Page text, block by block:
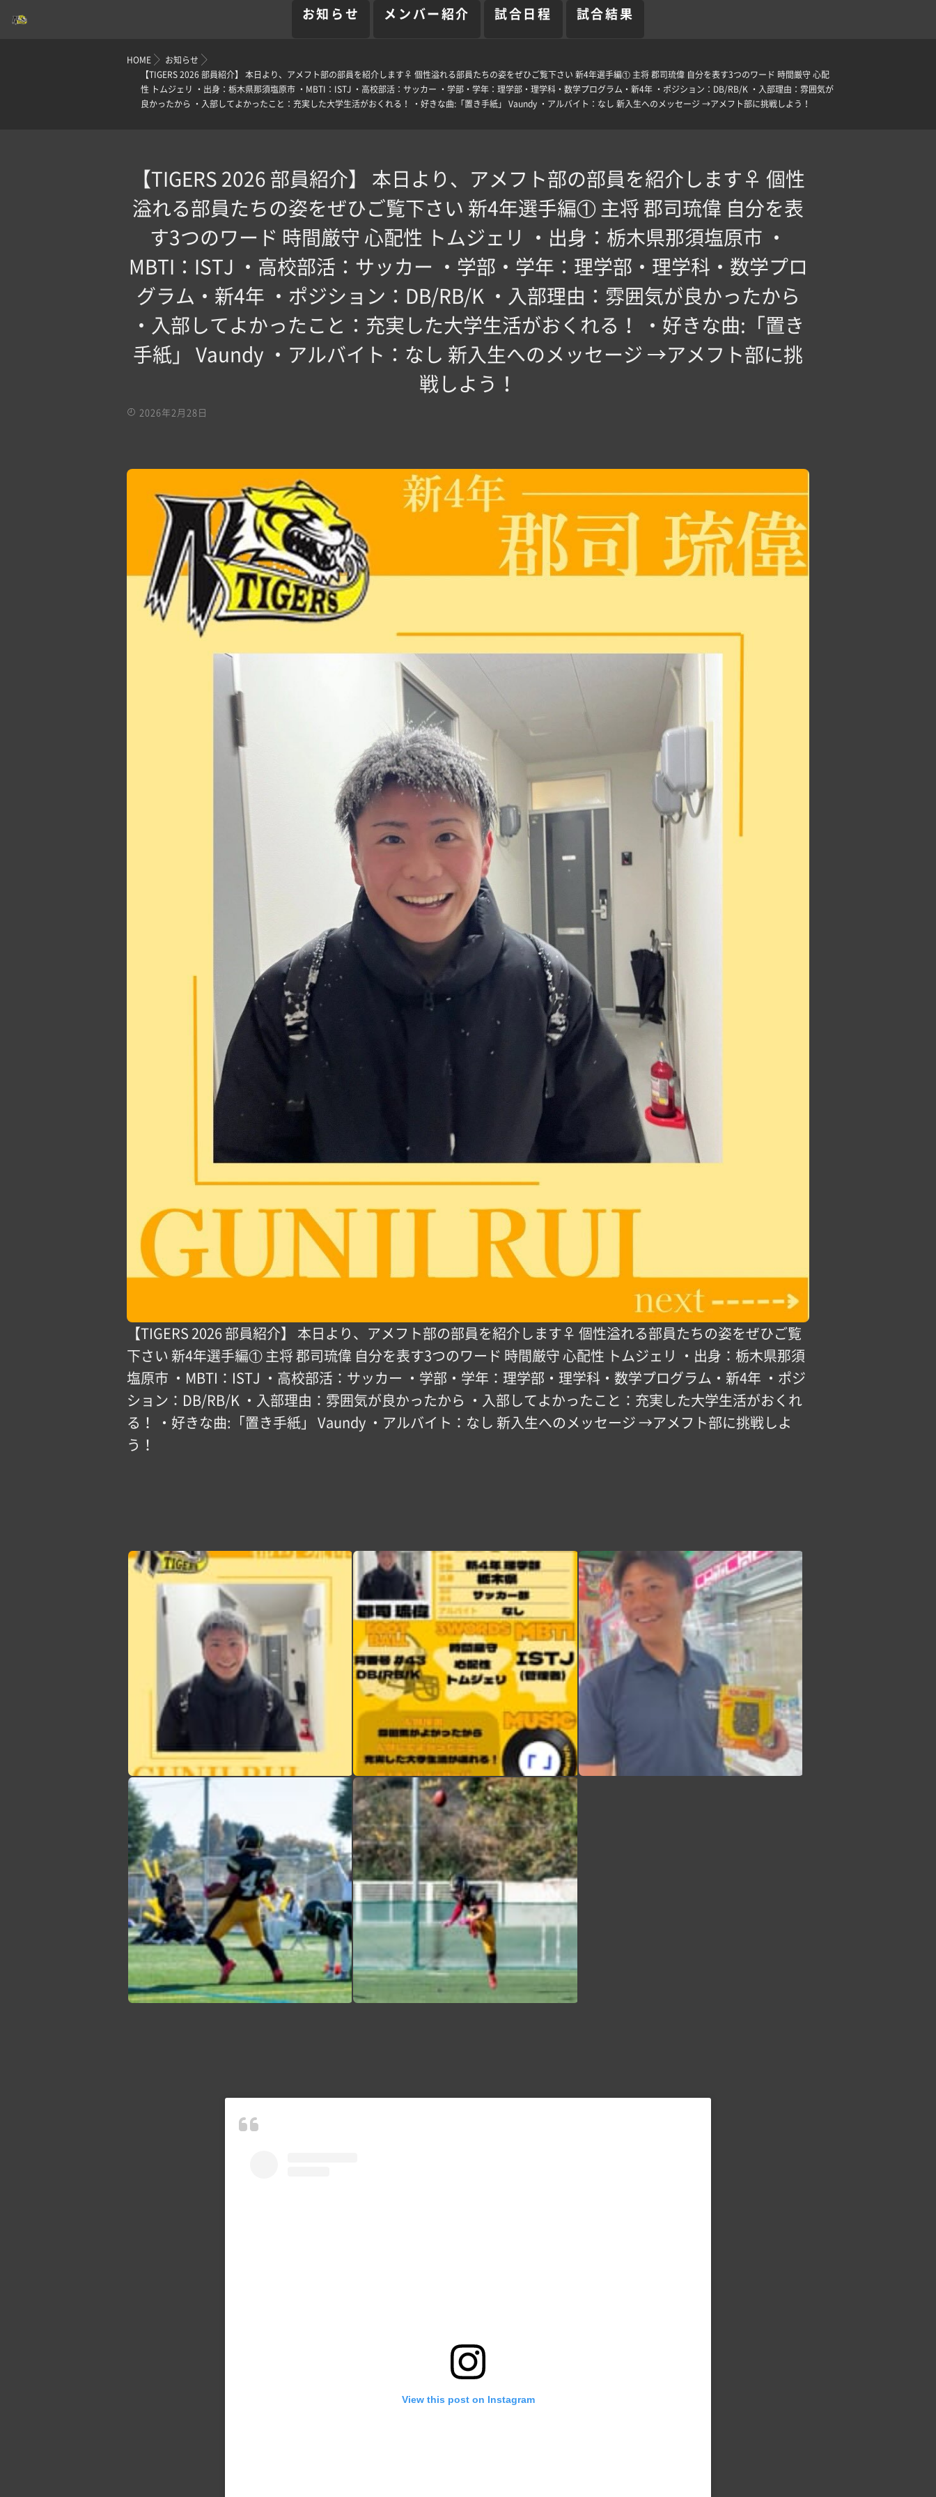
お知らせ メンバー紹介 試合日程 試合結果
HOME
お知らせ
【TIGERS 2026 部員紹介】 本日より、アメフト部の部員を紹介します‍♀️ 個性溢れる部員たちの姿をぜひご覧下さい 新4年選手編① 主将 郡司琉偉 自分を表す3つのワード ️時間厳守 ️心配
性 ️トムジェリ ・出身：栃木県那須塩原市 ・MBTI：ISTJ ・高校部活：サッカー ・学部・学年：理学部・理学科・数学プログラム・新4年 ・ポジション：DB/RB/K ・入部理由：雰囲気が
良かったから ・入部してよかったこと：充実した大学生活がおくれる！ ・好きな曲:「置き手紙」 Vaundy ・アルバイト：なし 新入生へのメッセージ →アメフト部に挑戦しよう！
【TIGERS 2026 部員紹介】 本日より、アメフト部の部員を紹介します‍♀️ 個性
溢れる部員たちの姿をぜひご覧下さい 新4年選手編① 主将 郡司琉偉 自分を表
す3つのワード ️時間厳守 ️心配性 ️トムジェリ ・出身：栃木県那須塩原市 ・
MBTI：ISTJ ・高校部活：サッカー ・学部・学年：理学部・理学科・数学プロ
グラム・新4年 ・ポジション：DB/RB/K ・入部理由：雰囲気が良かったから
・入部してよかったこと：充実した大学生活がおくれる！ ・好きな曲:「置き
手紙」 Vaundy ・アルバイト：なし 新入生へのメッセージ →アメフト部に挑
戦しよう！
2026年2月28日
【TIGERS 2026 部員紹介】 本日より、アメフト部の部員を紹介します‍♀️ 個性溢れる部員たちの姿をぜひご覧
下さい 新4年選手編① 主将 郡司琉偉 自分を表す3つのワード ️時間厳守 ️心配性 ️トムジェリ ・出身：栃木県那須
塩原市 ・MBTI：ISTJ ・高校部活：サッカー ・学部・学年：理学部・理学科・数学プログラム・新4年 ・ポジ
ション：DB/RB/K ・入部理由：雰囲気が良かったから ・入部してよかったこと：充実した大学生活がおくれ
る！ ・好きな曲:「置き手紙」 Vaundy ・アルバイト：なし 新入生へのメッセージ →アメフト部に挑戦しよ
う！
【TIGERS 2026 部員紹介】 本日より、アメフト部の部員を紹介します‍♀️ 個性溢れる部員たちの姿をぜひご覧下さい 新4年選手編① 主将 郡司琉偉 自分を表す3つのワード ️時間厳守 ️心配性 ️トムジェリ ・出身：栃木県那須塩原市 ・MBTI：ISTJ ・高校部活：サッカー ・学部・学年：理学部・理学科・数学プログラム・新4年 ・ポジション：DB/RB/K ・入部理由：雰囲気が良かったから ・入部してよかったこと：充実した大学生活がおくれる！ ・好きな曲:「置き手紙」 Vaundy ・アルバイト：なし 新入生へのメッセージ →アメフト部に挑戦しよう！
View this post on Instagram